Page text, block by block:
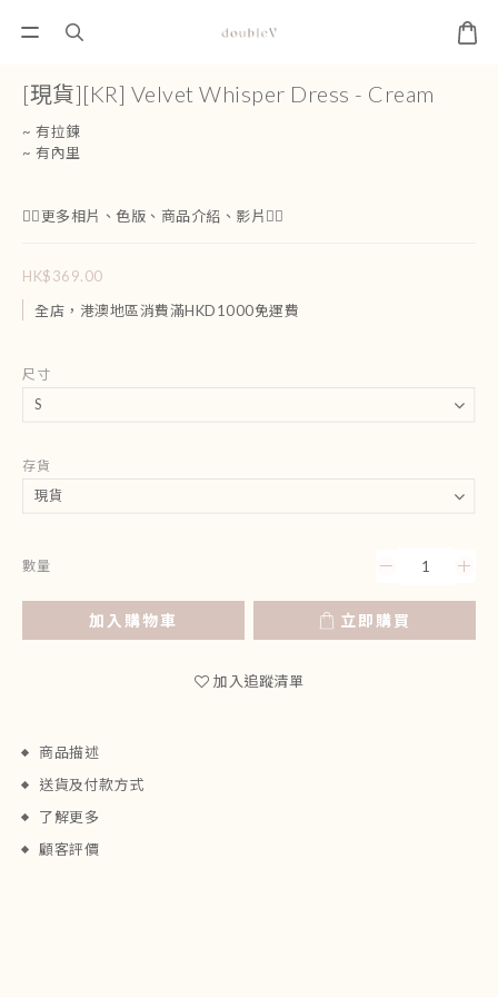
[現貨][KR] Velvet Whisper Dress - Cream
~ 有拉鍊
~ 有內里
👇🏻更多相片、色版、商品介紹、影片👇🏻
HK$369.00
全店，港澳地區消費滿HKD1000免運費
尺寸
存貨
數量
加入購物車 立即購買
加入追蹤清單
商品描述
送貨及付款方式
了解更多
顧客評價